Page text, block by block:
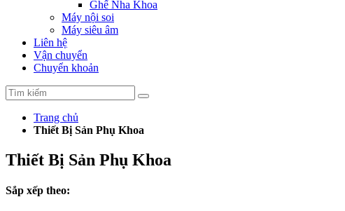
Ghế Nha Khoa
Máy nội soi
Máy siêu âm
Liên hệ
Vận chuyển
Chuyển khoản
Trang chủ
Thiết Bị Sản Phụ Khoa
Thiết Bị Sản Phụ Khoa
Sắp xếp theo: